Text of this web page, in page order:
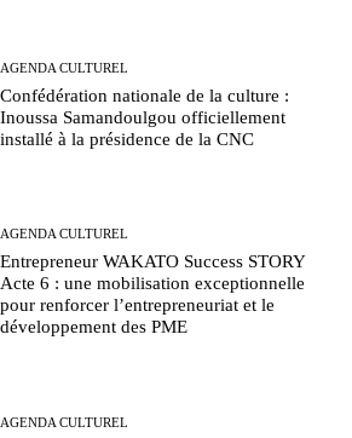
AGENDA CULTUREL
Confédération nationale de la culture :
Inoussa Samandoulgou officiellement
installé à la présidence de la CNC
AGENDA CULTUREL
Entrepreneur WAKATO Success STORY
Acte 6 : une mobilisation exceptionnelle
pour renforcer l’entrepreneuriat et le
développement des PME
AGENDA CULTUREL